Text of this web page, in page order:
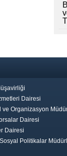
Dairesi
ve Organizasyon
Dairesi
Dairesi
Politikalar